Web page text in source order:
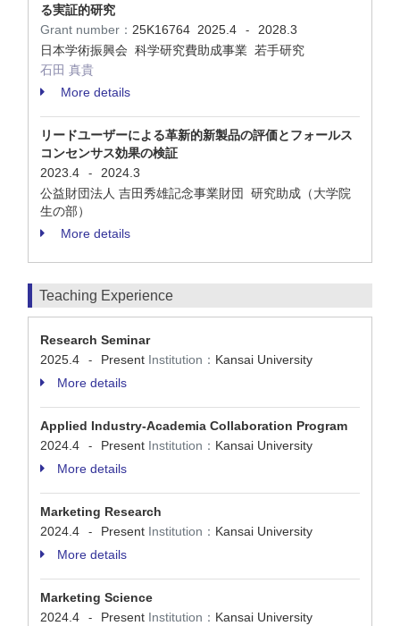
る実証的研究
Grant number： 25K16764 2025.4 -
2028.3
日本学術振興会 科学研究費助成事業 若手研究
石田 真貴
More details
リードユーザーによる革新的新製品の評価とフォールス
コンセンサス効果の検証
2023.4
-
2024.3
公益財団法人 吉田秀雄記念事業財団 研究助成（大学院
生の部）
More details
Teaching Experience
Research Seminar
2025.4
- Present Institution： Kansai University
More details
Applied Industry-Academia Collaboration Program
2024.4
- Present Institution： Kansai University
More details
Marketing Research
2024.4
- Present Institution： Kansai University
More details
Marketing Science
2024.4
- Present Institution： Kansai University